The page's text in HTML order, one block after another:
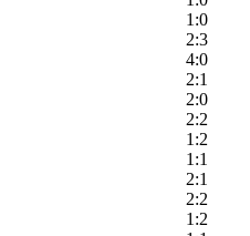
1:0
2:3
4:0
2:1
2:0
2:2
1:2
1:1
2:1
2:2
1:2